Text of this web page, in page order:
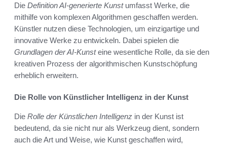
Die Definition AI-generierte Kunstumfasst Werke, die
mithilfe von komplexen Algorithmen geschaffen werden.
Künstler nutzen diese Technologien, um einzigartige und
innovative Werke zu entwickeln. Dabei spielen die
Grundlagen der AI-Kunsteine wesentliche Rolle, da sie den
kreativen Prozess der algorithmischen Kunstschöpfung
erheblich erweitern.
Die Rolle von Künstlicher Intelligenz in der Kunst
Die Rolle der Künstlichen Intelligenz in der Kunst ist
bedeutend, da sie nicht nur als Werkzeug dient, sondern
auch die Art und Weise, wie Kunst geschaffen wird,